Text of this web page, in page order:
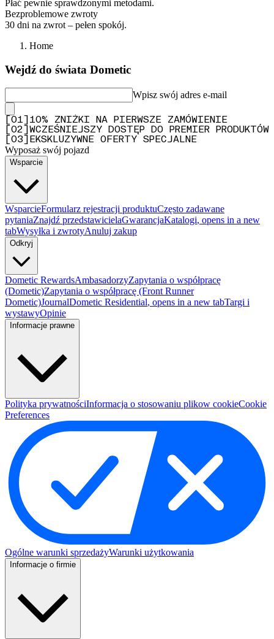
Płać pewnie sprawdzonymi metodami.
Bezproblemowe zwroty
30 dni na zwrot – pełen spokój.
Home
Wejdź do świata Dometic
Wpisz swój adres e-mail
01
10% ZNIŻKI NA PIERWSZE ZAMÓWIENIE
02
WCZEŚNIEJSZY DOSTĘP DO PREMIER PRODUKTÓW
03 EKSKLUZYWNE OFERTY SPECJALNE
Wyposaż swój pojazd
Wsparcie
WsparcieFormularz rejestracji produktuCzęsto zadawane
pytaniaZnajdź przedstawicielaGwarancjaKatalogi, opens in a new
tabWysyłka i zwrotyAnuluj zakup
Odkryj
Dometic RewardsAmbasadorzyZapytania o współpracę
(Dometic)Zapytania o współpracę (Front Runner
Dometic)JournalDometic Residential, opens in a new tabTargi i
wystawyOpinie
Informacje prawne
Polityka prywatnościInformacja o stosowaniu plikow cookieCookie
Preferences
Ogólne warunki sprzedażyWarunki użytkowania
Informacje o firmie